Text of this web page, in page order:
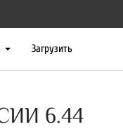
Загрузить
6.44